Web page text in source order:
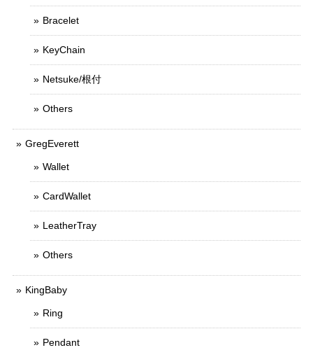
Bracelet
KeyChain
Netsuke/根付
Others
GregEverett
Wallet
CardWallet
LeatherTray
Others
KingBaby
Ring
Pendant